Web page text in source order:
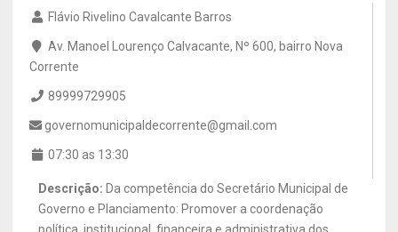
Flávio Rivelino Cavalcante Barros
Av. Manoel Lourenço Calvacante, Nº 600, bairro Nova
Corrente
89999729905
governomunicipaldecorrente@gmail.com
07:30 as 13:30
Descrição: Da competência do Secretário Municipal de
Governo e Planciamento: Promover a coordenação